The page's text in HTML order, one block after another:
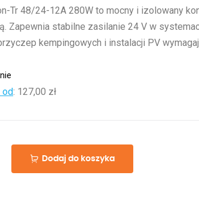
Tr 48/24-12A 280W to mocny i izolowany
Zapewnia stabilne zasilanie 24 V w
kempingowych i instalacji PV
od: 127,00 zł
Dodaj do koszyka